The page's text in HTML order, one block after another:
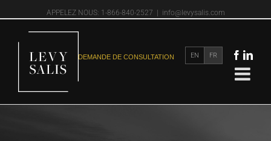
APPELEZ NOUS: 1-866-840-2527 info@levysalis.com
DEMANDE DE CONSULTATION EN FR